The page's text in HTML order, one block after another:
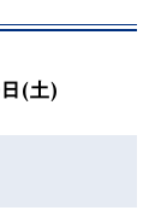
(土)